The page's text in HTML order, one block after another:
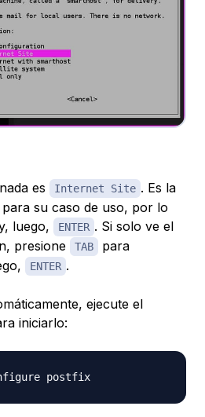
es Internet Site . Es la
su caso de uso, por lo
luego, ENTER . Si solo ve el
presione
TAB
para
ENTER .
ejecute el
iniciarlo: